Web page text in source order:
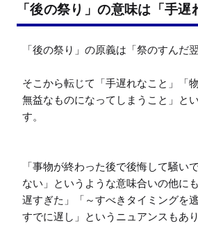
「後の祭り」の意味は「手遅
「後の祭り」の原義は「祭のすんだ
そこから転じて「手遅れなこと」「
無益なものになってしまうこと」と
す。
「事物が終わった後で後悔して騒い
ない」というような意味合いの他に
遅すぎた」「～すべきタイミングを
すでに遅し」というニュアンスもあり